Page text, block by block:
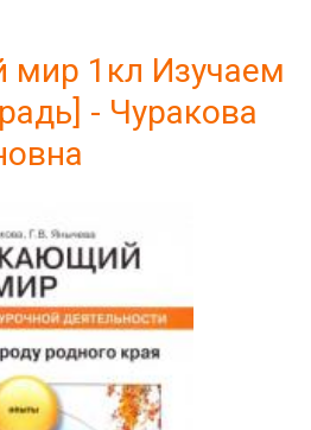
1кл Изучаем
- Чуракова